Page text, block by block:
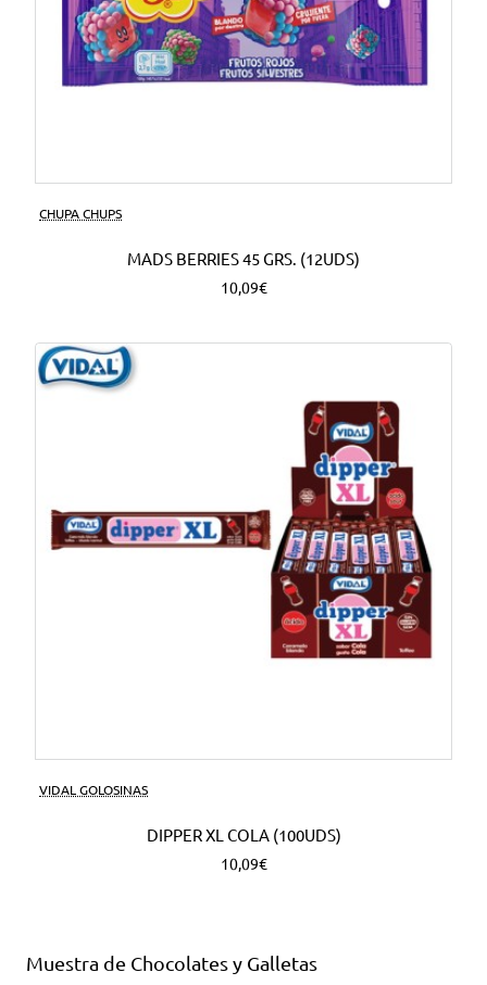
CHUPA CHUPS
MADS BERRIES 45 GRS. (12UDS)
10,09€
VIDAL GOLOSINAS
DIPPER XL COLA (100UDS)
10,09€
Muestra de Chocolates y Galletas